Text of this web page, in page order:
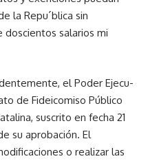
la Repu´blica sin
doscien­tos salarios mi
el Poder Ejecu­
de Fideicomiso Público
suscrito en fecha 21
su aprobación. El
o realizar las